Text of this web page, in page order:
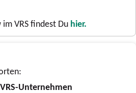
VRS findest Du hier.
Unternehmen